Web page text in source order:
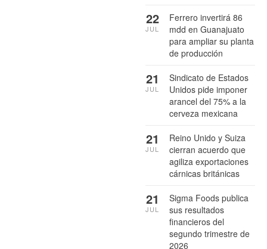
Ferrero invertirá 86
mdd en Guanajuato
para ampliar su planta
de producción
22
JUL
Sindicato de Estados
Unidos pide imponer
arancel del 75% a la
cerveza mexicana
21
JUL
Reino Unido y Suiza
cierran acuerdo que
agiliza exportaciones
cárnicas británicas
21
JUL
Sigma Foods publica
sus resultados
financieros del
segundo trimestre de
2026
21
JUL